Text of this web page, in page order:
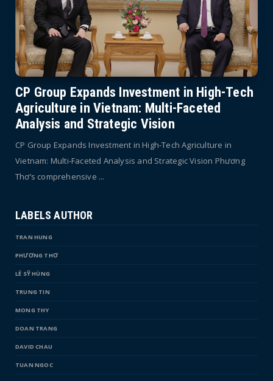
CP Group Expands Investment in High-Tech
Agriculture in Vietnam: Multi-Faceted
Analysis and Strategic Vision
CP Group Expands Investment in High-Tech Agriculture in
Vietnam: Multi-Faceted Analysis and Strategic Vision Phương
Thơ’s comprehensive ...
LABELS AUTHOR
TRAN HUNG
PHƯƠNG THƠ
LÊ SỸ HÙNG
TRUNG TIN
MONG THY
DOAN TRANG
DAVID CHAU
TUAN NGOC